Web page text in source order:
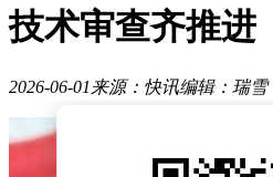
技术审查齐推进
2026-06-01 来源：快讯编辑：瑞雪